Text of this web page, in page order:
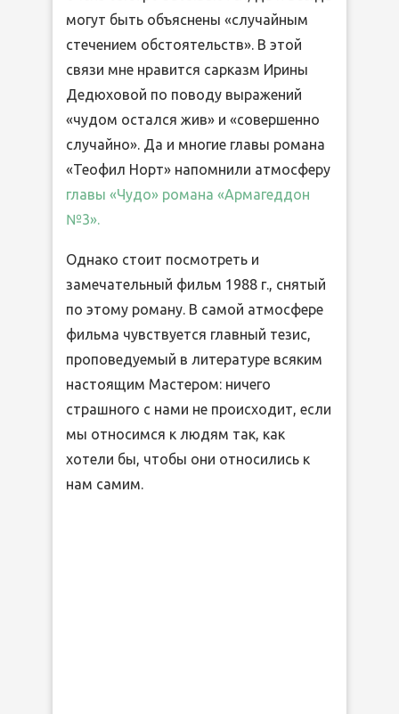
могут быть объяснены «случайным
стечением обстоятельств». В этой
связи мне нравится сарказм Ирины
Дедюховой по поводу выражений
«чудом остался жив» и «совершенно
случайно». Да и многие главы романа
«Теофил Норт» напомнили атмосферу
главы «Чудо» романа «Армагеддон
№3».
Однако стоит посмотреть и
замечательный фильм 1988 г., снятый
по этому роману. В самой атмосфере
фильма чувствуется главный тезис,
проповедуемый в литературе всяким
настоящим Мастером: ничего
страшного с нами не происходит, если
мы относимся к людям так, как
хотели бы, чтобы они относились к
нам самим.